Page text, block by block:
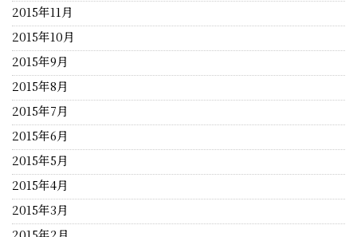
2015年11月
2015年10月
2015年9月
2015年8月
2015年7月
2015年6月
2015年5月
2015年4月
2015年3月